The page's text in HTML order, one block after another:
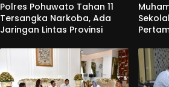
Polres Pohuwato Tahan 11
Tersangka Narkoba, Ada
Jaringan Lintas Provinsi